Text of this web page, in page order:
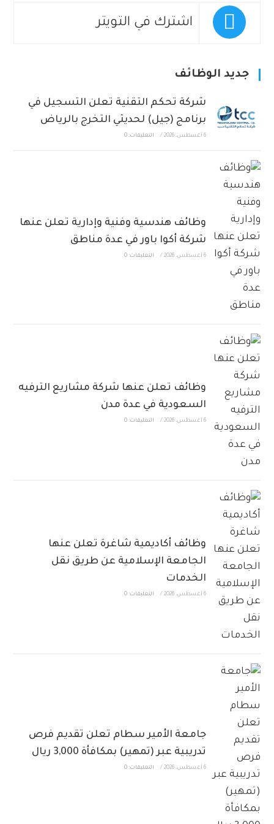
اشترك في التويتر
جديد الوظائف
شركة تحكم التقنية تعلن التسجيل في
برنامج (جيل) لحديثي التخرج بالرياض
6 أغسطس، 2026 / التعليقات: 0
وظائف هندسية وفنية وإدارية تعلن عنها
شركة أكوا باور في عدة مناطق
6 أغسطس، 2026 / التعليقات: 0
وظائف تعلن عنها شركة مشاريع الترفيه
السعودية في عدة مدن
6 أغسطس، 2026 / التعليقات: 0
وظائف أكاديمية شاغرة تعلن عنها
الجامعة الإسلامية عن طريق نقل
الخدمات
6 أغسطس، 2026 / التعليقات: 0
جامعة الأمير سطام تعلن تقديم فرص
تدريبية عبر (تمهير) بمكافأة 3,000 ريال
6 أغسطس، 2026 / التعليقات: 0